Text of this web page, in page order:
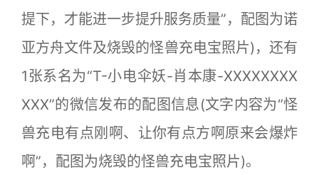
提下，才能进一步提升服务质量”，配图为诺
亚方舟文件及烧毁的怪兽充电宝照片)，还有
1张系名为“T-小电伞妖-肖本康-XXXXXXXX
XXX”的微信发布的配图信息(文字内容为“怪
兽充电有点刚啊、让你有点方啊原来会爆炸
啊”，配图为烧毁的怪兽充电宝照片)。